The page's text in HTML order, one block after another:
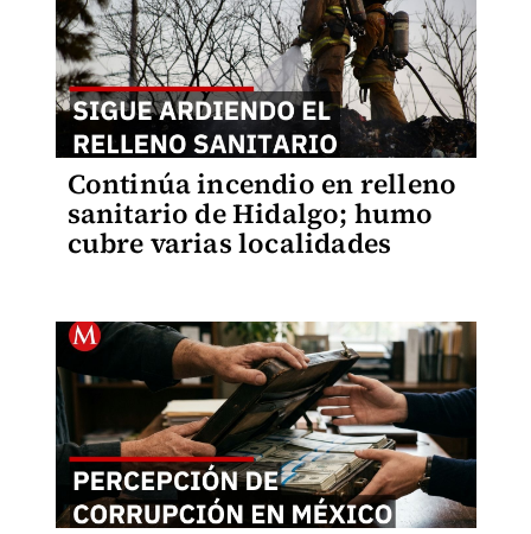
Continúa incendio en relleno
sanitario de Hidalgo; humo
cubre varias localidades